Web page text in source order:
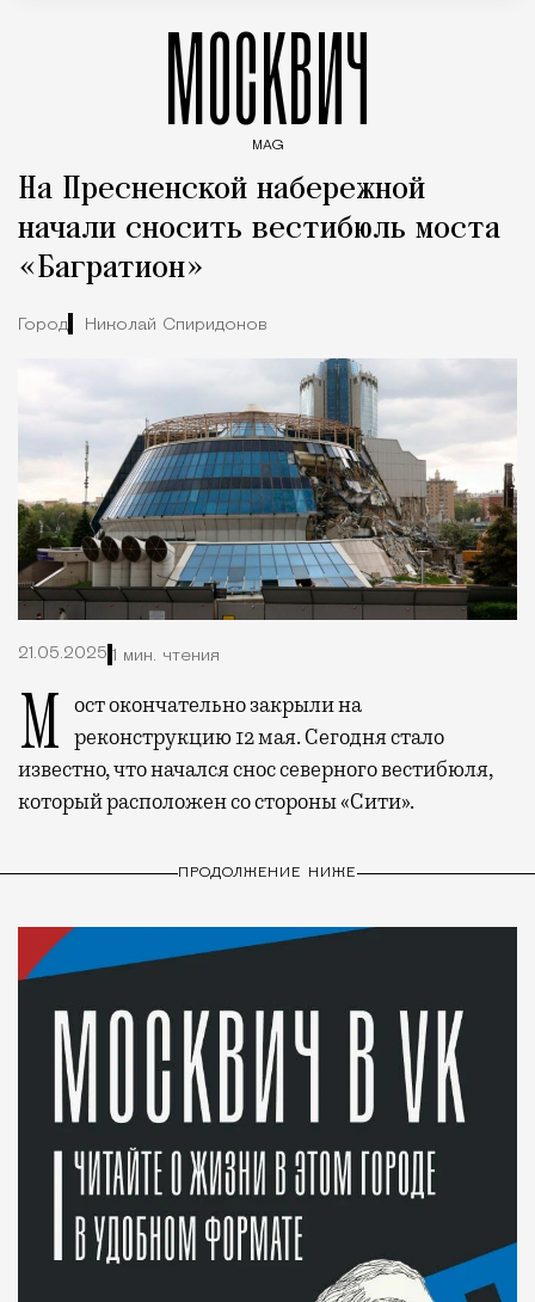
МОСКВИЧ
MAG
На Пресненской набережной
начали сносить вестибюль моста
«Багратион»
Город Николай Спиридонов
21.05.2025 1 мин. чтения
Мост окончательно закрыли на реконструкцию 12 мая. Сегодня стало
известно, что начался снос северного вестибюля,
который расположен со стороны «Сити».
ПРОДОЛЖЕНИЕ НИЖЕ